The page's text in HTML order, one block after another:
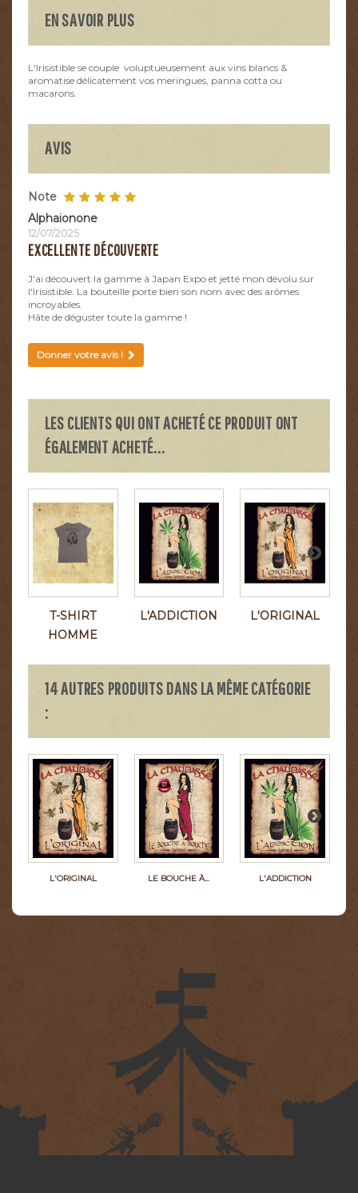
EN SAVOIR PLUS
L'Irisistible se couple voluptueusement aux vins blancs &
aromatise délicatement vos meringues, panna cotta ou
macarons.
AVIS
Note
Alphaionone
12/07/2025
EXCELLENTE DÉCOUVERTE
J'ai découvert la gamme à Japan Expo et jetté mon dévolu sur
l'Irisistible. La bouteille porte bien son nom avec des arômes
incroyables.
Hâte de déguster toute la gamme !
Donner votre avis !
LES CLIENTS QUI ONT ACHETÉ CE PRODUIT ONT
ÉGALEMENT ACHETÉ...
T-SHIRT
HOMME
L'ADDICTION L'ORIGINAL
14 AUTRES PRODUITS DANS LA MÊME CATÉGORIE
:
L'ORIGINAL LE BOUCHE À... L'ADDICTION